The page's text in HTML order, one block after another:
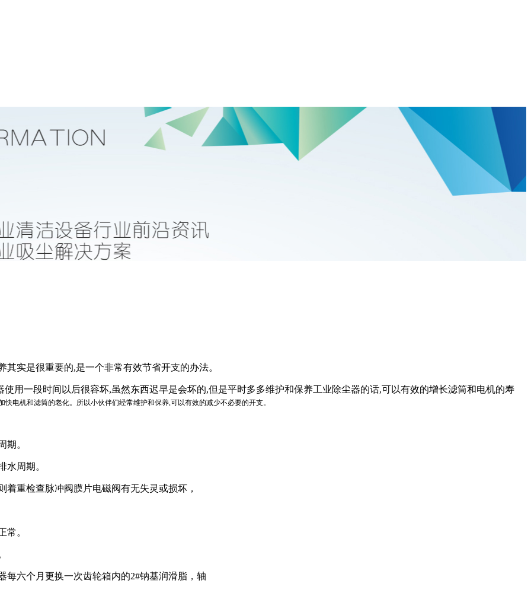
其实是很重要的,是一个非常有效节省开支的办法。
使用一段时间以后很容坏,虽然东西迟早是会坏的,但是平时多多维护和保养工业除尘器的话,可以有效的增长滤筒和电机的寿
快电机和滤筒的老化。 所以小伙伴们经常维护和保养,可以有效的减少不必要的开支。
期。
水周期。
重检查脉冲阀膜片电磁阀有无失灵或损坏，
常。
每六个月更换一次齿轮箱内的2#钠基润滑脂，轴